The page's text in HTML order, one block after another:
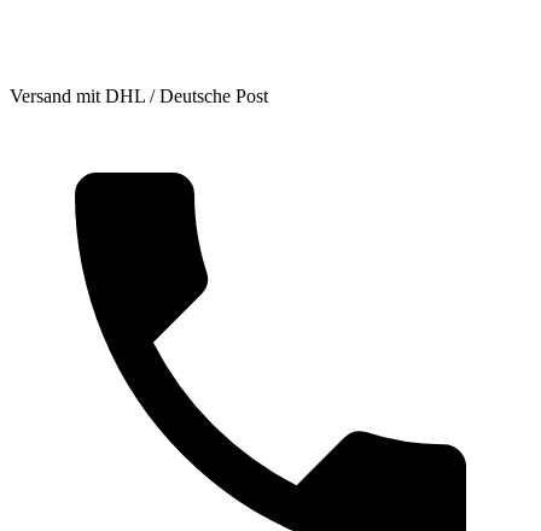
Versand mit DHL / Deutsche Post